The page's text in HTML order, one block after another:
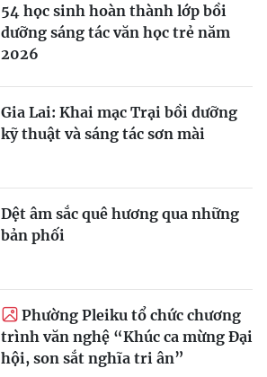
54 học sinh hoàn thành lớp bồi
dưỡng sáng tác văn học trẻ năm
2026
Gia Lai: Khai mạc Trại bồi dưỡng
kỹ thuật và sáng tác sơn mài
Dệt âm sắc quê hương qua những
bản phối
Phường Pleiku tổ chức chương
trình văn nghệ “Khúc ca mừng Đại
hội, son sắt nghĩa tri ân”